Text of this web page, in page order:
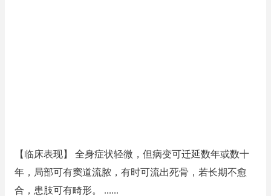
【临床表现】 全身症状轻微，但病变可迁延数年或数十
年，局部可有窦道流脓，有时可流出死骨，若长期不愈
合，患肢可有畸形。 ......